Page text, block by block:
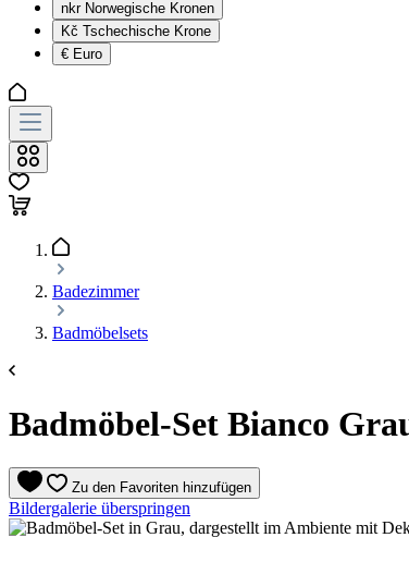
nkr Norwegische Kronen
Kč Tschechische Krone
€ Euro
Badezimmer
Badmöbelsets
Badmöbel-Set Bianco
Zu den Favoriten hinzufügen
Bildergalerie überspringen